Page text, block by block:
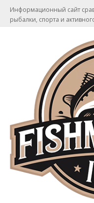
Информационный сайт
рыбалки, спорта и